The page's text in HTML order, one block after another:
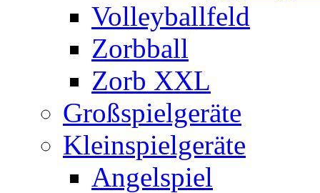
Volleyballfeld
Zorbball
Zorb XXL
Großspielgeräte
Kleinspielgeräte
Angelspiel